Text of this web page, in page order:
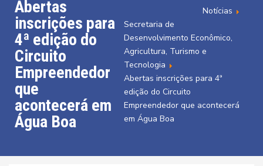
Abertas
inscrições para
4ª edição do
Circuito
Empreendedor
que
acontecerá em
Água Boa
Notícias
Secretaria de
Desenvolvimento Econômico,
Agricultura, Turismo e
Tecnologia
Abertas inscrições para 4ª
edição do Circuito
Empreendedor que acontecerá
em Água Boa